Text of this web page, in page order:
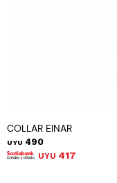
COLLAR EINAR
UYU 490
UYU 417